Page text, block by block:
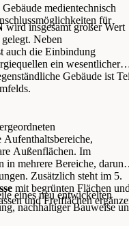
medientechnisch
für
wird insgesamt großer Wert
Neben
auch die Einbindung
ein wesentlicher
Gebäude ist
Aufenthaltsbereiche,
Außenflächen. Im
in mehrere Bereiche,
Zusätzlich steht im 5.
mit begrünten Flächen
und Freiflächen
eines neu entwickelten
nachhaltiger Bauweise